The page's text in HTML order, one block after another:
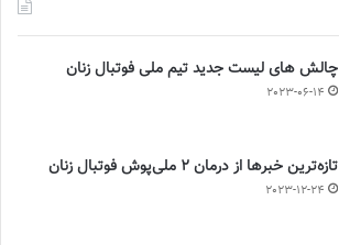
چالش هاى ليست جدید تيم ملى فوتبال زنان
2023-06-14
تازه‌ترین خبرها از درمان ۲ ملی‌پوش فوتبال زنان
2023-12-24